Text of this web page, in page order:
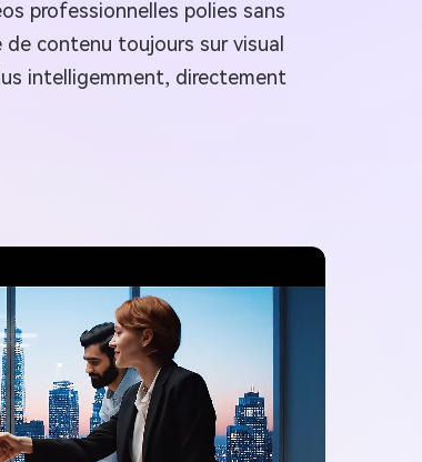
professionnelles polies sans
contenu toujours sur visual
intelligemment, directement